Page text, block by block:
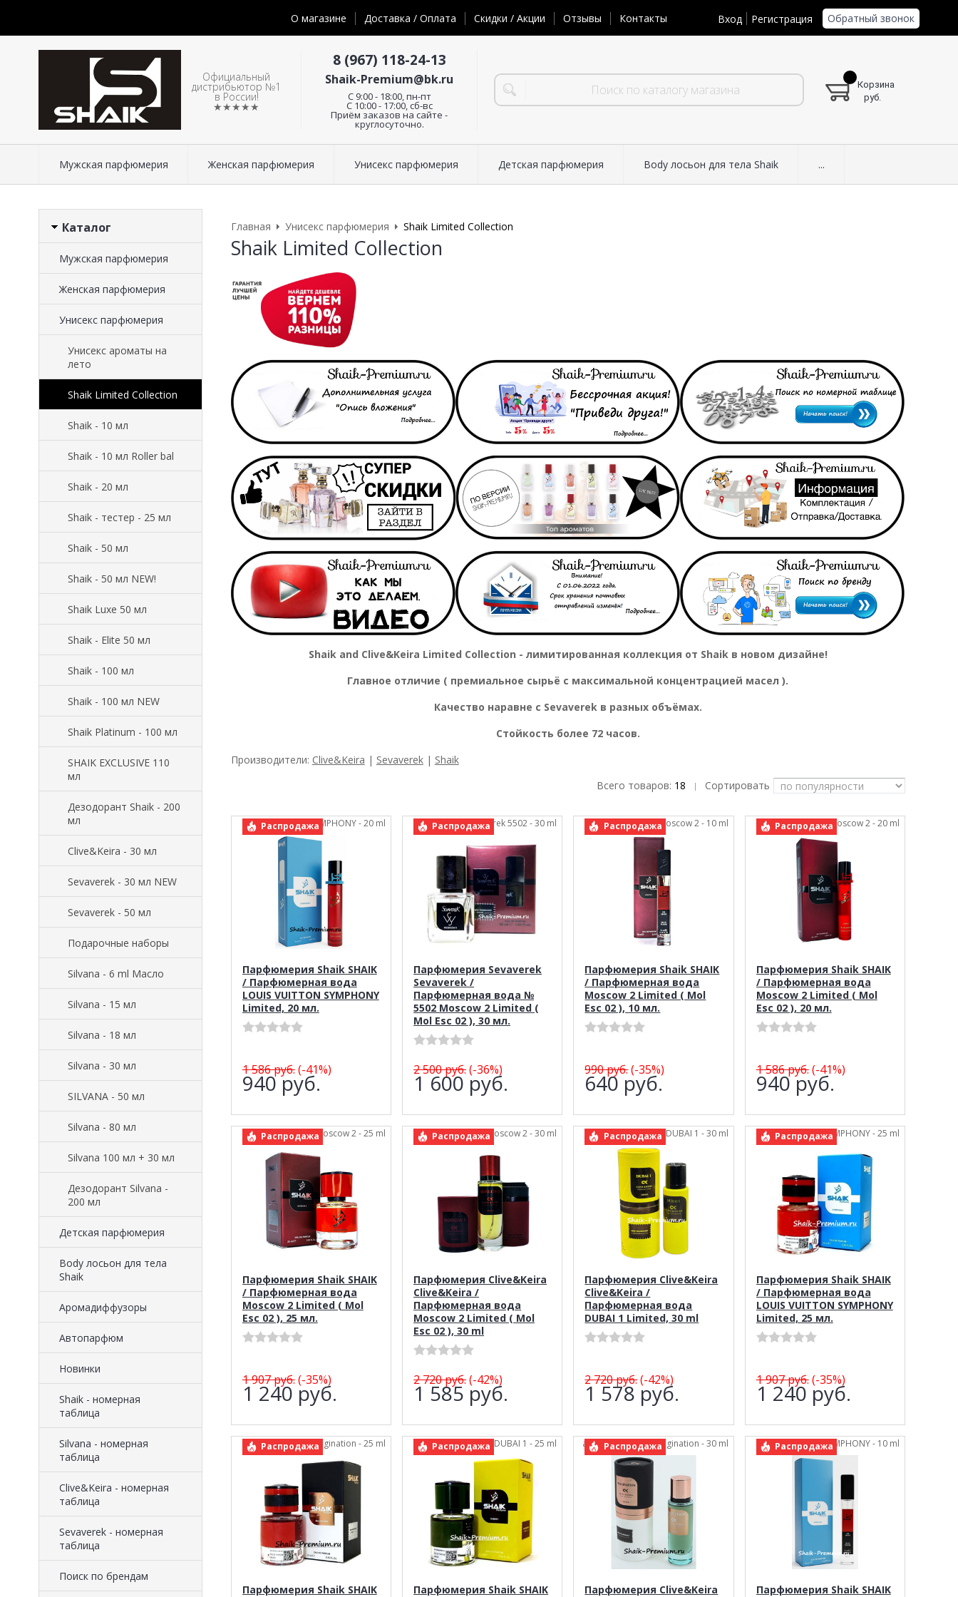
О магазине Доставка / Оплата Скидки / Акции Отзывы Контакты Вход Регистрация Обратный звонок
Официальный
дистрибьютор №1
в России!
★★★★★
8 (967) 118-24-13
Shaik-Premium@bk.ru
C 9:00 - 18:00, пн-пт
С 10:00 - 17:00, сб-вс
Приём заказов на сайте -
круглосуточно.
Корзина
руб.
Мужская парфюмерия Женская парфюмерия Унисекс парфюмерия Детская парфюмерия Body лосьон для тела Shaik ...
Каталог
Мужская парфюмерия
Женская парфюмерия
Унисекс парфюмерия
Унисекс ароматы на
лето
Shaik Limited Collection
Shaik - 10 мл
Shaik - 10 мл Roller bal
Shaik - 20 мл
Shaik - тестер - 25 мл
Shaik - 50 мл
Shaik - 50 мл NEW!
Shaik Luxe 50 мл
Shaik - Elite 50 мл
Shaik - 100 мл
Shaik - 100 мл NEW
Shaik Platinum - 100 мл
SHAIK EXCLUSIVE 110
мл
Дезодорант Shaik - 200
мл
Clive&Keira - 30 мл
Sevaverek - 30 мл NEW
Sevaverek - 50 мл
Подарочные наборы
Silvana - 6 ml Масло
Silvana - 15 мл
Silvana - 18 мл
Silvana - 30 мл
SILVANA - 50 мл
Silvana - 80 мл
Silvana 100 мл + 30 мл
Дезодорант Silvana -
200 мл
Детская парфюмерия
Body лосьон для тела
Shaik
Аромадиффузоры
Автопарфюм
Новинки
Shaik - номерная
таблица
Silvana - номерная
таблица
Clive&Keira - номерная
таблица
Sevaverek - номерная
таблица
Поиск по брендам
Главная Унисекс парфюмерия Shaik Limited Collection
Shaik Limited Collection
Shaik and Clive&Keira Limited Collection - лимитированная коллекция от Shaik в новом дизайне!
Главное отличие ( премиальное сырьё с максимальной концентрацией масел ).
Качество наравне с Sevaverek в разных объёмах.
Стойкость более 72 часов.
Производители: Clive&Keira | Sevaverek| Shaik
Всего товаров: 18 | Сортировать
Распродажа
арт.: Shaik SYMPHONY - 20 ml
Парфюмерия Shaik SHAIK
/ Парфюмерная вода
LOUIS VUITTON SYMPHONY
Limited, 20 мл.
1 586руб.(-41%)
940руб.
Распродажа
арт.: Sevaverek 5502 - 30 ml
Парфюмерия Sevaverek
Sevaverek /
Парфюмерная вода №
5502 Moscow 2 Limited (
Mol Esc 02 ), 30 мл.
2 500руб.(-36%)
1 600 руб.
Распродажа
арт.: Shaik Moscow 2 - 10 ml
Парфюмерия Shaik SHAIK
/ Парфюмерная вода
Moscow 2 Limited ( Mol
Esc 02 ), 10 мл.
990руб.(-35%)
640 руб.
Распродажа
арт.: Shaik Moscow 2 - 20 ml
Парфюмерия Shaik SHAIK
/ Парфюмерная вода
Moscow 2 Limited ( Mol
Esc 02 ), 20 мл.
1 586руб.(-41%)
940руб.
Распродажа
арт.: Shaik Moscow 2 - 25 ml
Парфюмерия Shaik SHAIK
/ Парфюмерная вода
Moscow 2 Limited ( Mol
Esc 02 ), 25 мл.
1 907руб.(-35%)
1 240 руб.
Распродажа
арт.: Clive&Keira Moscow 2 - 30 ml
Парфюмерия Clive&Keira
Clive&Keira /
Парфюмерная вода
Moscow 2 Limited ( Mol
Esc 02 ), 30 ml
2 720руб.(-42%)
1 585 руб.
Распродажа
арт.: Clive&Keira DUBAI 1 - 30 ml
Парфюмерия Clive&Keira
Clive&Keira /
Парфюмерная вода
DUBAI 1 Limited, 30 ml
2 720руб.(-42%)
1 578 руб.
Распродажа
арт.: Shaik SYMPHONY - 25 ml
Парфюмерия Shaik SHAIK
/ Парфюмерная вода
LOUIS VUITTON SYMPHONY
Limited, 25 мл.
1 907руб.(-35%)
1 240 руб.
Распродажа
арт.: Shaik Imagination - 25 ml
Парфюмерия Shaik SHAIK
Распродажа
арт.: Shaik DUBAI 1 - 25 ml
Парфюмерия Shaik SHAIK
Распродажа
арт.: Clive&Keira Imagination - 30 ml
Парфюмерия Clive&Keira
Распродажа
арт.: Shaik SYMPHONY - 10 ml
Парфюмерия Shaik SHAIK